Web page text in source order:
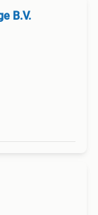
B.V.